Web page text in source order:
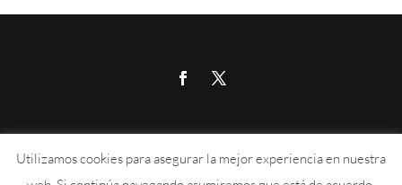
Calle Aragón 215, 07008, Palma de Mallorca
676 889 102 info@absi.es
Utilizamos cookies para asegurar la mejor experiencia en nuestra